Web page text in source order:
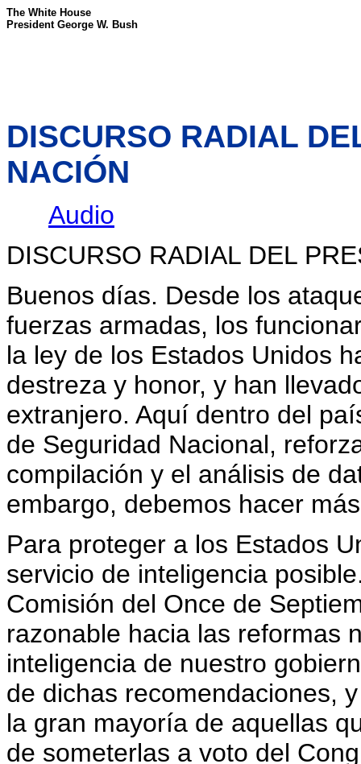
The White House
President George W. Bush
DISCURSO RADIAL
NACIÓN
Audio
DISCURSO RADIAL DEL
Buenos días. Desde los
fuerzas armadas, los
la ley de los Estados Unidos
destreza y honor, y han
extranjero. Aquí dentro del
de Seguridad Nacional,
compilación y el análisis de
embargo, debemos hacer
Para proteger a los Estados
servicio de inteligencia
Comisión del Once de
razonable hacia las reformas
inteligencia de nuestro
de dichas recomendaciones,
la gran mayoría de aquellas
de someterlas a voto del